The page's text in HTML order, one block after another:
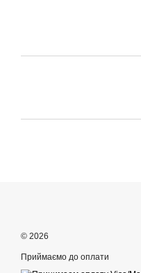
© 2026
Приймаємо до оплати